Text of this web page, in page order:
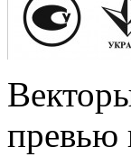
превью